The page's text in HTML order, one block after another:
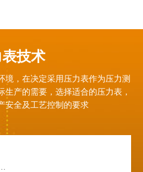
技术
境，在决定采用压力表作为压力测
生产的需要， 选择适合的压力表，
安全及工艺控制的要求